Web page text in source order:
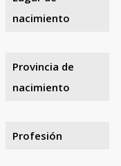
nacimiento
Provincia de
nacimiento
Profesión